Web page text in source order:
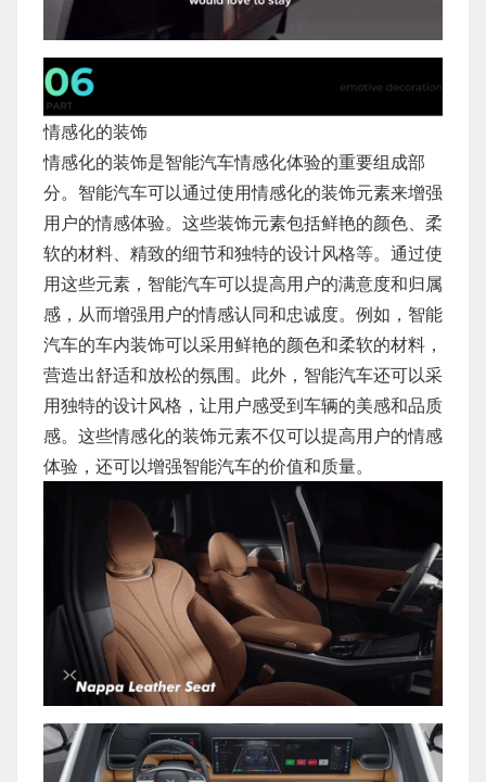
情感化的装饰
情感化的装饰是智能汽车情感化体验的重要组成部
分。智能汽车可以通过使用情感化的装饰元素来增强
用户的情感体验。这些装饰元素包括鲜艳的颜色、柔
软的材料、精致的细节和独特的设计风格等。通过使
用这些元素，智能汽车可以提高用户的满意度和归属
感，从而增强用户的情感认同和忠诚度。例如，智能
汽车的车内装饰可以采用鲜艳的颜色和柔软的材料，
营造出舒适和放松的氛围。此外，智能汽车还可以采
用独特的设计风格，让用户感受到车辆的美感和品质
感。这些情感化的装饰元素不仅可以提高用户的情感
体验，还可以增强智能汽车的价值和质量。